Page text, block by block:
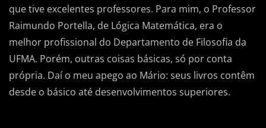
que tive excelentes professores. Para mim, o Professor
Raimundo Portella, de Lógica Matemática, era o
melhor profissional do Departamento de Filosofia da
UFMA. Porém, outras coisas básicas, só por conta
própria. Daí o meu apego ao Mário: seus livros contêm
desde o básico até desenvolvimentos superiores.